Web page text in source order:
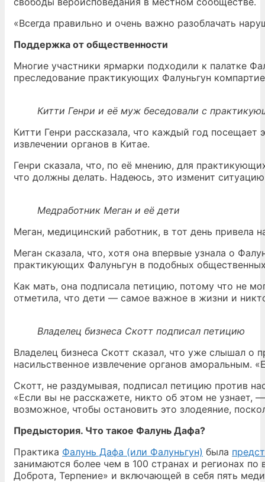
«Всегда правильно и очень важно разоблачать
Поддержка от общественности
Многие участники ярмарки подходили к палатке
преследование практикующих Фалуньгун
Китти Генри и её муж беседовали с
Китти Генри рассказала, что каждый год посещает
извлечении органов в Китае.
Генри сказала, что, по её мнению, для
что должны делать. Надеюсь, это изменит
Медработник Меган и её дети
Меган, медицинский работник, в тот день привела
Меган сказала, что, хотя она впервые узнала о
практикующих Фалуньгун в подобных
Как мать, она подписала петицию, потому что не
отметила, что дети — самое важное в жизни и
Владелец бизнеса Скотт подписал петицию
Владелец бизнеса Скотт сказал, что уже слышал о
насильственное извлечение органов аморальным.
Скотт, не раздумывая, подписал петицию против
«Если вы не расскажете, никто об этом не
возможное, чтобы остановить это злодеяние,
Предыстория. Что такое Фалунь Дафа?
Практика Фалунь Дафа (или Фалуньгун) была
занимаются более чем в 100 странах и регионах
Доброта, Терпение» и включающей в себя пять